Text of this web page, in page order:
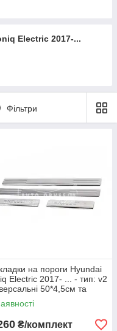
Electric 2017-...
Фільтри
на пороги Hyundai
Electric 2017- ... - тип: v2
50*4,5см та
₴/комплект